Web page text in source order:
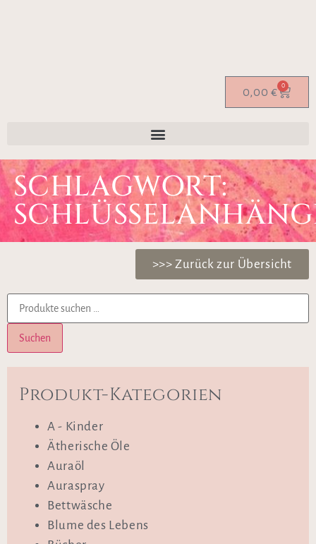
0,00 € 0
SCHLAGWORT:
>>> Zurück zur Übersicht
Suchen
Produkt-Kategorien
A - Kinder
Ätherische Öle
Auraöl
Auraspray
Bettwäsche
Blume des Lebens